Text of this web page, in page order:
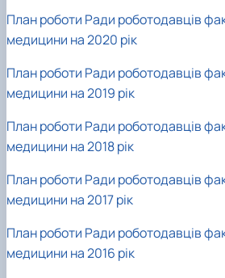
Скринька довіри
Вступ 2021 рік
Вступ 2020 рік
Вступ 2018 рік
План роботи Ради роботодавців
медицини на 2020 рік
План роботи Ради роботодавців
медицини на 2019 рік
План роботи Ради роботодавців
медицини на 2018 рік
План роботи Ради роботодавців
медицини на 2017 рік
План роботи Ради роботодавців
медицини на 2016 рік